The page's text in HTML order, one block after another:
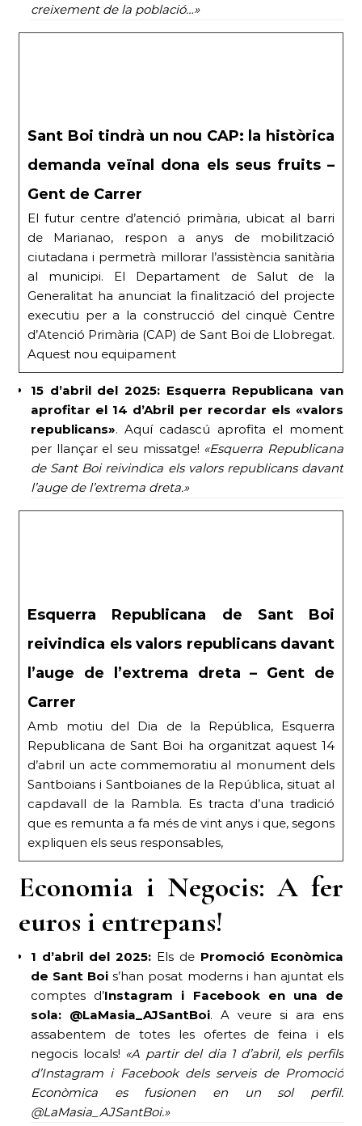
creixement de la població…»
Sant Boi tindrà un nou CAP: la històrica
demanda veïnal dona els seus fruits –
Gent de Carrer
El futur centre d’atenció primària, ubicat al barri
de Marianao, respon a anys de mobilització
ciutadana i permetrà millorar l’assistència sanitària
al municipi. El Departament de Salut de la
Generalitat ha anunciat la finalització del projecte
executiu per a la construcció del cinquè Centre
d’Atenció Primària (CAP) de Sant Boi de Llobregat.
Aquest nou equipament
15 d’abril del 2025: Esquerra Republicana van
aprofitar el 14 d’Abril per recordar els «valors
republicans». Aquí cadascú aprofita el moment
per llançar el seu missatge! «Esquerra Republicana
de Sant Boi reivindica els valors republicans davant
l’auge de l’extrema dreta.»
Esquerra Republicana de Sant Boi
reivindica els valors republicans davant
l’auge de l’extrema dreta – Gent de
Carrer
Amb motiu del Dia de la República, Esquerra
Republicana de Sant Boi ha organitzat aquest 14
d’abril un acte commemoratiu al monument dels
Santboians i Santboianes de la República, situat al
capdavall de la Rambla. Es tracta d’una tradició
que es remunta a fa més de vint anys i que, segons
expliquen els seus responsables,
Economia i Negocis: A fer
euros i entrepans!
1 d’abril del 2025: Els de Promoció Econòmica
de Sant Boi s’han posat moderns i han ajuntat els
comptes d’Instagram i Facebook en una de
sola: @LaMasia_AJSantBoi. A veure si ara ens
assabentem de totes les ofertes de feina i els
negocis locals! «A partir del dia 1 d’abril, els perfils
d’Instagram i Facebook dels serveis de Promoció
Econòmica es fusionen en un sol perfil:
@LaMasia_AJSantBoi.»